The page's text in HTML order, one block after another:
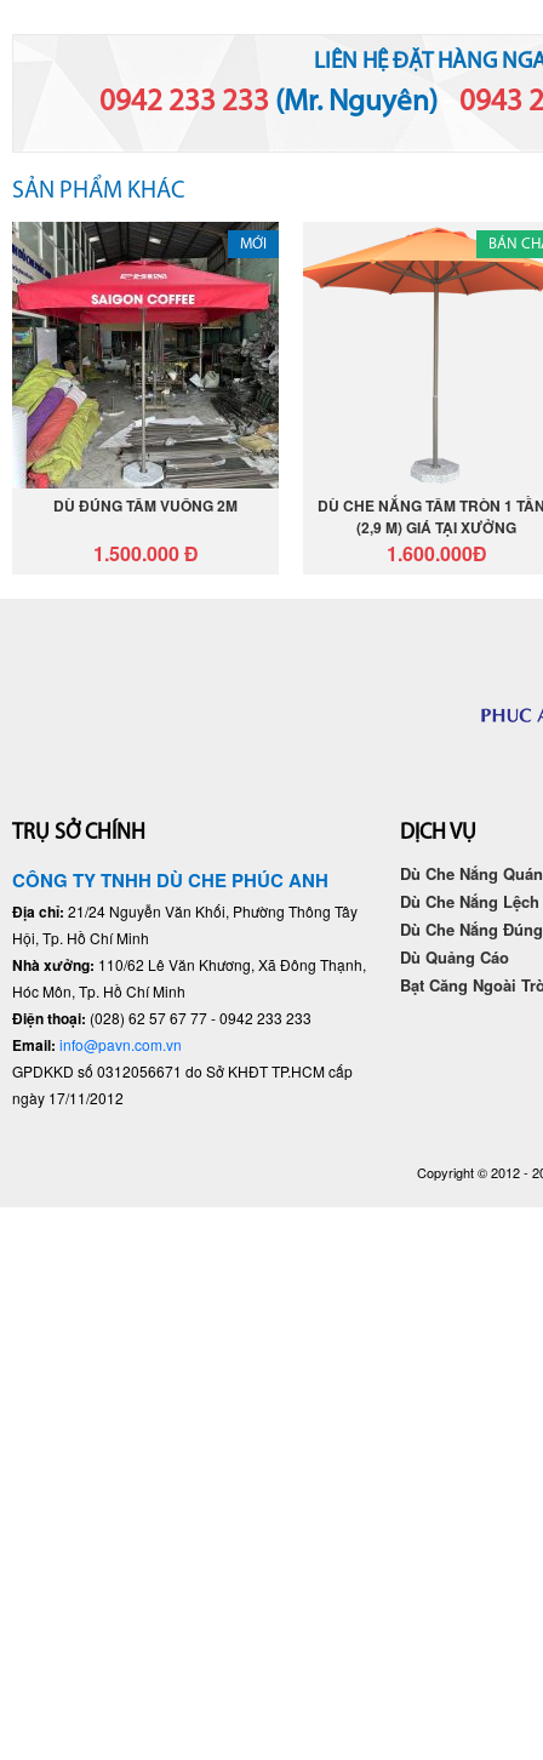
LIÊN HỆ ĐẶT HÀNG
0942 233 233 (Mr. Nguyên)- 0943
SẢN PHẨM KHÁC
MỚI
DÙ ĐÚNG TÂM VUÔNG 2M
1.500.000 Đ
BÁN
DÙ CHE NẮNG TÂM TRÒN 1
(2,9 M) GIÁ TẠI XƯỞNG
1.600.000Đ
TRỤ SỞ CHÍNH
CÔNG TY TNHH DÙ CHE PHÚC ANH
Địa chỉ: 21/24 Nguyễn Văn Khối, Phường Thông Tây
Hội, Tp. Hồ Chí Minh
Nhà xưởng: 110/62 Lê Văn Khương, Xã Đông Thạnh,
Hóc Môn, Tp. Hồ Chí Minh
Điện thoại: (028) 62 57 67 77 - 0942 233 233
Email: info@pavn.com.vn
GPDKKD số 0312056671 do Sở KHĐT TP.HCM cấp
ngày 17/11/2012
DỊCH VỤ
Dù Che Nắng
Dù Che Nắng
Dù Che Nắng
Dù Quảng Cáo
Bạt Căng Ngoài
Copyright © 2012 -